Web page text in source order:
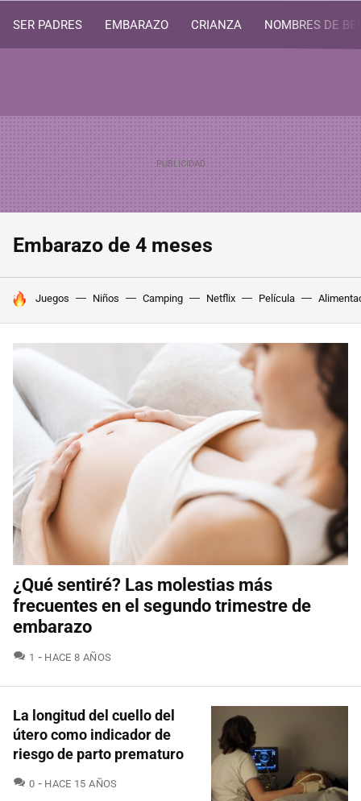
SER PADRES EMBARAZO CRIANZA NOMBRES DE
Embarazo de 4 meses
HOY SE HABLA DE
Juegos Niños Camping Netflix Película
¿Qué sentiré? Las molestias más
frecuentes en el segundo trimestre de
embarazo
1 COMENTARIOS
HACE 8 AÑOS
La longitud del cuello del
útero como indicador de
riesgo de parto prematuro
0 COMENTARIOS
HACE 15 AÑOS